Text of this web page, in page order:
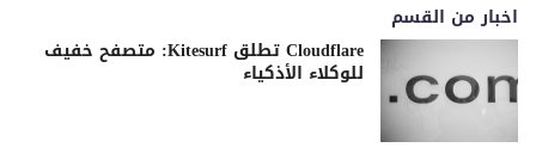
اخبار من القسم
Cloudflare تطلق Kitesurf: متصفح خفيف
للوكلاء الأذكياء